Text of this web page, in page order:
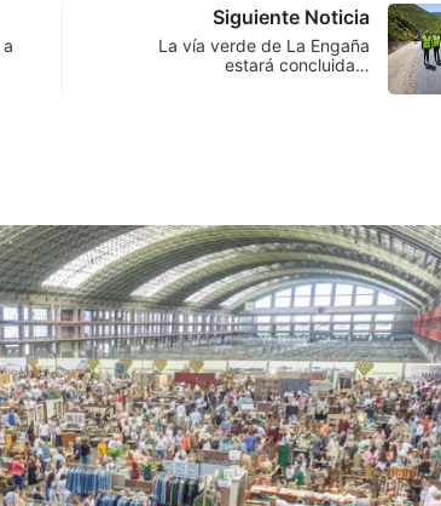
Siguiente Noticia
La vía verde de La Engaña
estará concluida…